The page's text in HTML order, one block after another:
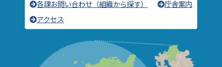
各課お問い合わせ（組織から探す）
庁舎案内
アクセス